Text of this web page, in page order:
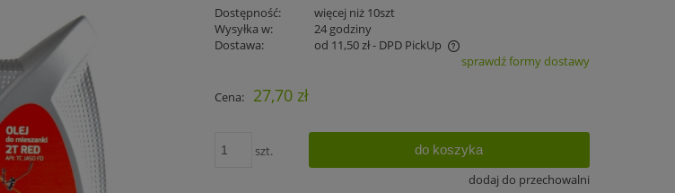
Dostępność:
więcej niż 10szt
Wysyłka w:
24 godziny
Dostawa:
od 11,50 zł- DPD PickUp
płatności
sprawdź formy dostawy
Cena: 27,70 zł
szt. do koszyka
dodaj do przechowalni